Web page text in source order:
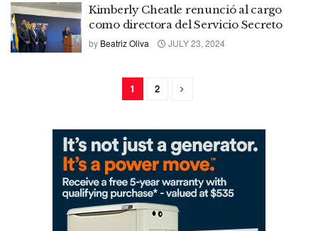
Kimberly Cheatle renunció al cargo
como directora del Servicio Secreto
by Beatriz Oliva JULY 23, 2024
1 2